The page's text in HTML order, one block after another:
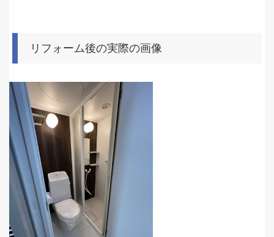
リフォーム後の実際の画像